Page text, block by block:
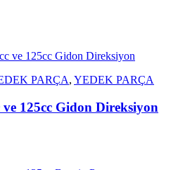
PARÇA, YEDEK PARÇA
125cc Gidon Direksiyon